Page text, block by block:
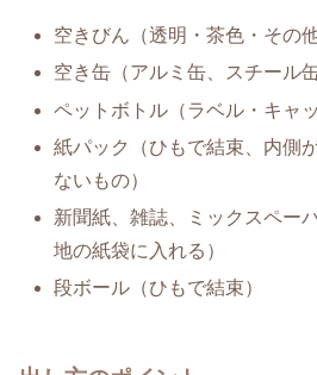
空きびん（透明・茶色・その
空き缶（アルミ缶、スチール缶
ペットボトル（ラベル・キャ
紙パック（ひもで結束、内側
ないもの）
新聞紙、雑誌、ミックスペー
地の紙袋に入れる）
段ボール（ひもで結束）